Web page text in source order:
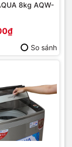
8kg AQW-
So sánh